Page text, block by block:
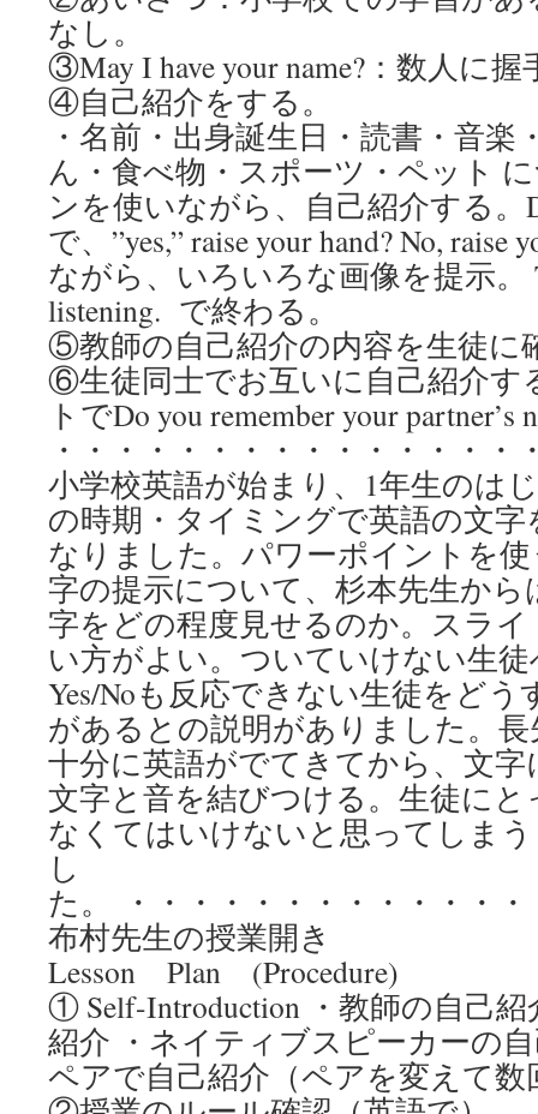
なし。
③May I have your name?：数人に
④自己紹介をする。
・名前・出身誕生日・読書・音
ん・食べ物・スポーツ・ペット
ンを使いながら、自己紹介する。
で、”yes,” raise your hand? No,
ながら、いろいろな画像を提示。
listening. で終わる。
⑤教師の自己紹介の内容を生徒に
⑥生徒同士でお互いに自己紹介す
トでDo you remember your
・・・・・・・・・・・・・・
小学校英語が始まり、1年生のは
の時期・タイミングで英語の文
なりました。パワーポイントを
字の提示について、杉本先生から
字をどの程度見せるのか。スラ
い方がよい。ついていけない生
Yes/Noも反応できない生徒をど
があるとの説明がありました。
十分に英語がでてきてから、文
文字と音を結びつける。生徒に
なくてはいけないと思ってしま
し
た。 ・・・・・・・・・・・・
布村先生の授業開き
Lesson Plan (Procedure)
① Self-Introduction ・教師の自己
紹介 ・ネイティブスピーカーの
ペアで自己紹介（ペアを変えて数